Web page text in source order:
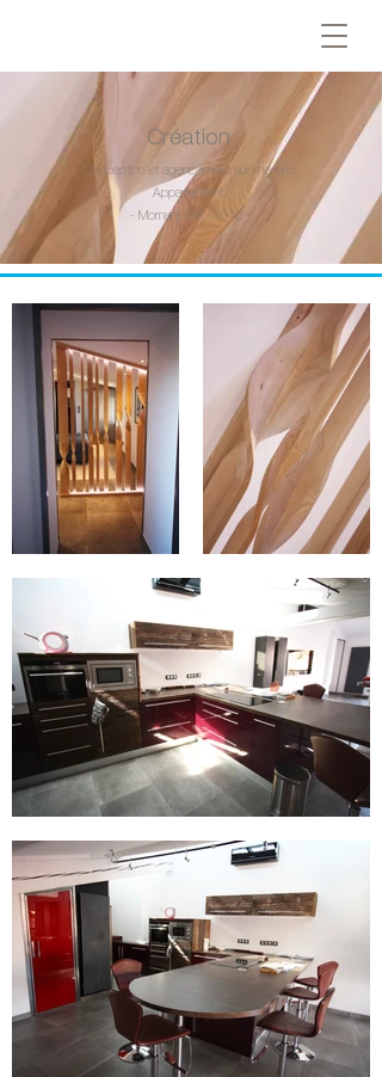
Création
Conception et agencement sur mesure.
Appartement.
- Mornant (69) · 2016 -